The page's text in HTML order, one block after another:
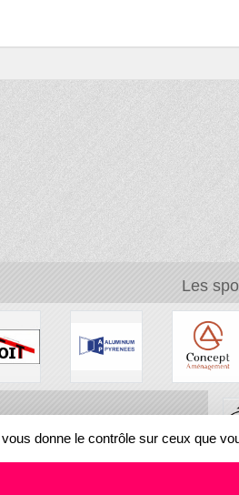
Les
donne le contrôle sur ceux que